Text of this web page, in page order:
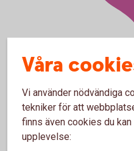
Överblick i
Via internetbanken får ni
enkelt hantera
transaktioner och till
Våra
Vi använder nödvändiga
tekniker för att
finns även cookies du
upplevelse: